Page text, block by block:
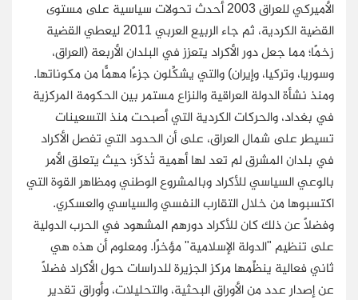
الأميركي للعراق 2003 أحدث تحولات سياسية على مستوى
القضية الكردية، ثم جاء الربيع العربي 2011 ليعطي القضية
زخمًا؛ مما جعل دور الأكراد يتعزز في البلدان الأربعة (العراق،
وسوريا، وتركيا، وإيران) والتي يشكِّلون جزءًا مهمًّا من مكوناتها.
ومنذ نشأة الدولة العراقية والنزاع مستمر بين الحكومة المركزية
في بغداد، والحركات الكردية التي أصبحت منذ التسعينات
تسيطر على شمال العراق، على أن الحدود التي تفصل الأكراد
في بلدان المشرق لم تعد لها أهمية تُذكَر؛ حيث يتعلق الأمر
بالوعي السياسي للأكراد وبالمشروع الوطني ومظاهر القوة التي
اكتسبوها من خلال التقارب النفسي والسياسي والعسكري.
وفضلًا عن ذلك كان للأكراد دورهم المشهود في الحرب الدولية
على تنظيم "الدولة الإسلامية" مؤخرًا. ومعلوم أن هذه هي
ثاني فعالية ينظِّمها مركز الجزيرة للدراسات حول الأكراد فضلًا
عن إصدار عدد من الأوراق البحثية، والتحليلات، وأوراق تقدير